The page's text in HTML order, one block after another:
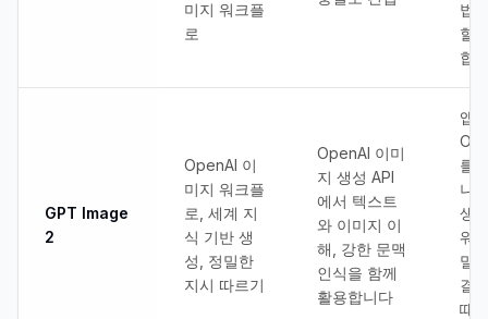
미지 워크플
로
법
할
합
GPT Image
2
OpenAI 이
미지 워크플
로, 세계 지
식 기반 생
성, 정밀한
지시 따르기
OpenAI 이미
지 생성 API
에서 텍스트
와 이미지 이
해, 강한 문맥
인식을 함께
활용합니다
앱
를
나
생
워
밀
결
때